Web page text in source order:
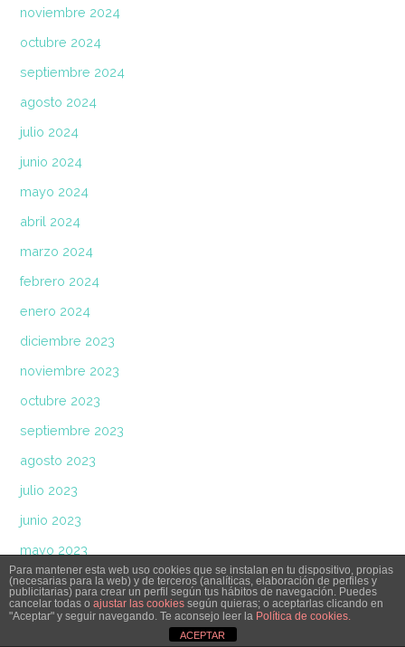
noviembre 2024
octubre 2024
septiembre 2024
agosto 2024
julio 2024
junio 2024
mayo 2024
abril 2024
marzo 2024
febrero 2024
enero 2024
diciembre 2023
noviembre 2023
octubre 2023
septiembre 2023
agosto 2023
julio 2023
junio 2023
mayo 2023
abril 2023
marzo 2023
Para mantener esta web uso cookies que se instalan en tu dispositivo, propias
(necesarias para la web) y de terceros (analíticas, elaboración de perfiles y
publicitarias) para crear un perfil según tus hábitos de navegación. Puedes
cancelar todas o ajustar las cookies según quieras; o aceptarlas clicando en
"Aceptar" y seguir navegando. Te aconsejo leer la Política de cookies.
ACEPTAR